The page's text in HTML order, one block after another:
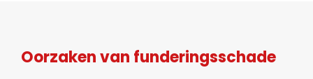
Oorzaken van funderingsschade